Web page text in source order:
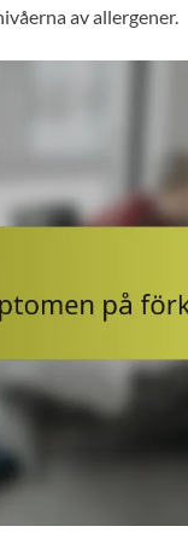
av allergener.